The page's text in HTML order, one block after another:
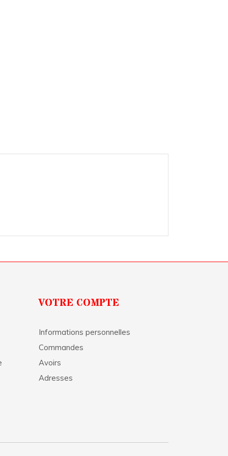
VOTRE COMPTE
Informations personnelles
Commandes
Avoirs
Adresses